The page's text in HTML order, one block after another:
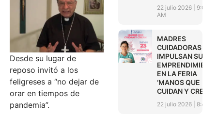
Desde su lugar de
reposo invitó a los
feligreses a “no dejar de
orar en tiempos de
pandemia”.
22 julio 2026
9:01
AM
MADRES
CUIDADORAS
IMPULSAN SUS
EN LA FERIA
‘MANOS QUE
CUIDAN Y CREAN’
22 julio 2026 8:45